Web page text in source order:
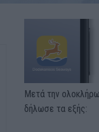
Μετά την
δήλωσε τα εξής: